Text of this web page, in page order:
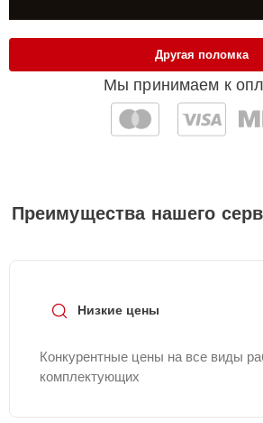
Мы принимаем к
Другая поломка
Преимущества нашего
Низкие цены
Конкурентные цены на все виды
комплектующих